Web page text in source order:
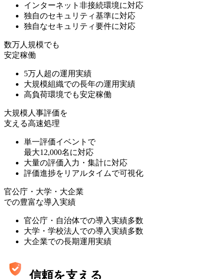
インターネット非接続環境に対応
独自のセキュリティ基準に対応
独自なセキュリティ要件に対応
数万人規模でも
安定稼働
5万人超の運用実績
大規模組織での長年の運用実績
高負荷環境でも安定稼働
大規模人事評価を
支える高速処理
単一評価イベントで
最大12,000名に対応
大量の評価入力・集計に対応
評価進捗をリアルタイムで可視化
官公庁・大学・大企業
での豊富な導入実績
官公庁・自治体での導入実績多数
大学・学校法人での導入実績多数
大企業での長期運用実績
信頼を支える